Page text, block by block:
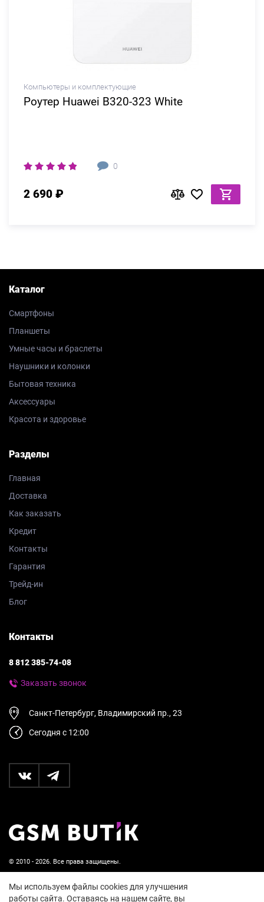
Компьютеры и комплектующие
Роутер Huawei B320-323 White
0
2 690 ₽
© 2010 - 2026. Все права защищены.
Пользовательское соглашение и политика
конфиденциальности
Каталог
Смартфоны
Планшеты
Умные часы и браслеты
Наушники и колонки
Бытовая техника
Аксессуары
Красота и здоровье
Разделы
Главная
Доставка
Как заказать
Кредит
Контакты
Гарантия
Трейд-ин
Блог
Контакты
8 812 385-74-08
Заказать звонок
Санкт-Петербург, Владимирский пр., 23
Сегодня с 12:00
Мы используем файлы cookies для улучшения
работы сайта. Оставаясь на нашем сайте, вы